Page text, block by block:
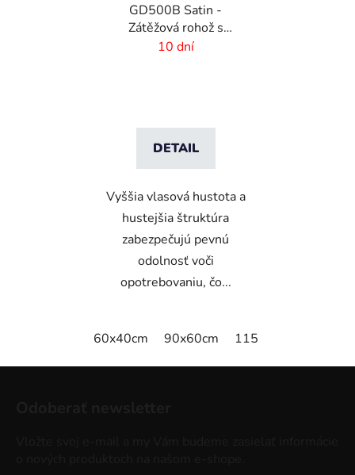
GD500B Satin -
Zátěžová rohož s
digitálnou potlačou a
10 dní
DETAIL
Vyššia vlasová hustota a
hustejšia štruktúra
zabezpečujú pevnú
odolnosť voči
opotrebovaniu, čo...
60x40cm 90x60cm 115x115cm